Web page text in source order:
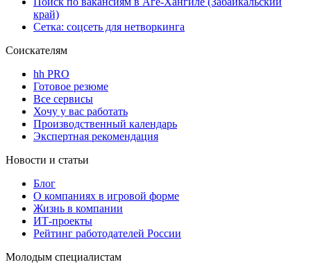
край)
Сетка: соцсеть для нетворкинга
Соискателям
hh PRO
Готовое резюме
Все сервисы
Хочу у вас работать
Производственный календарь
Экспертная рекомендация
Новости и статьи
Блог
О компаниях в игровой форме
Жизнь в компании
ИТ-проекты
Рейтинг работодателей России
Молодым специалистам